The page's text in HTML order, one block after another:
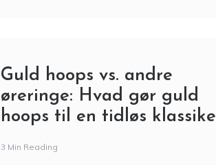
Guld hoops vs. andre
øreringe: Hvad gør guld
hoops til en tidløs
3 Min Reading